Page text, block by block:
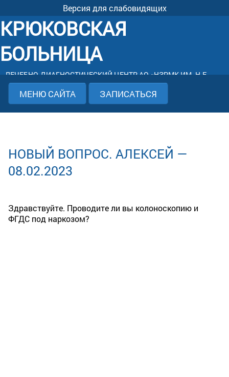
Версия для слабовидящих
КРЮКОВСКАЯ
БОЛЬНИЦА
ЛЕЧЕБНО-ДИАГНОСТИЧЕСКИЙ ЦЕНТР АО «НЗРМК ИМ. Н.Е.
КРЮКОВА»
МЕНЮ САЙТА ЗАПИСАТЬСЯ
НОВЫЙ ВОПРОС. АЛЕКСЕЙ —
08.02.2023
Здравствуйте. Проводите ли вы колоноскопию и
ФГДС под наркозом?